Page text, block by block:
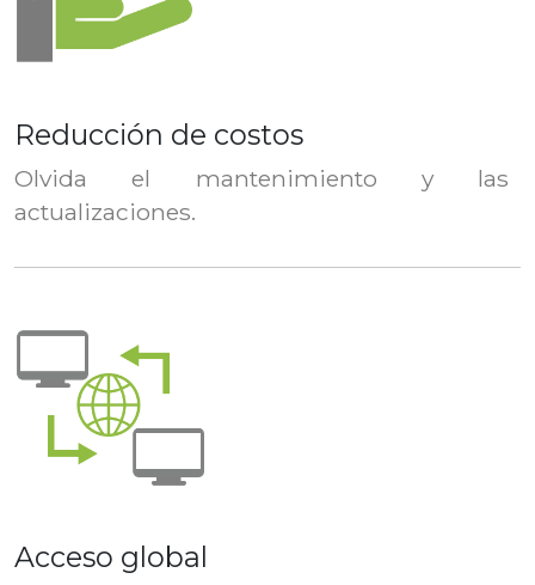
Reducción de costos
Olvida el mantenimiento y las
actualizaciones.
Acceso global